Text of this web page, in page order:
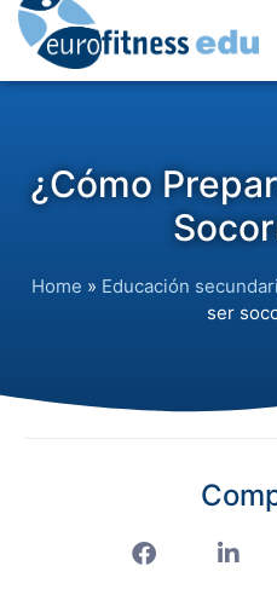
¿Cómo
Home » Educación
ser